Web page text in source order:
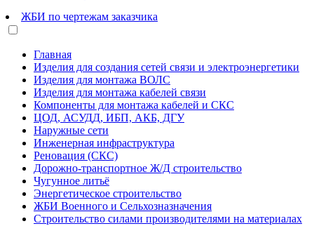
ЖБИ по чертежам заказчика
Главная
Изделия для создания сетей связи и электроэнергетики
Изделия для монтажа ВОЛС
Изделия для монтажа кабелей связи
Компоненты для монтажа кабелей и СКС
ЦОД, АСУДД, ИБП, АКБ, ДГУ
Наружные сети
Инженерная инфраструктура
Реновация (СКС)
Дорожно-транспортное Ж/Д строительство
Чугунное литьё
Энергетическое строительство
ЖБИ Военного и Сельхозназначения
Строительство силами производителями на материалах